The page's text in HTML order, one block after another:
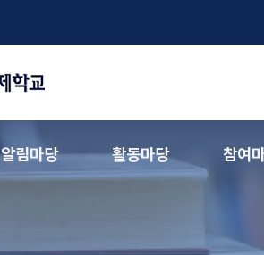
알림마당 활동마당 참여